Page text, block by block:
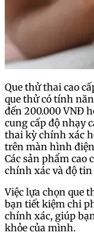
Que thử thai cao
que thử có tính
đến 200.000 VNĐ
cung cấp độ nhạy
thai kỳ chính xác
trên màn hình
Các sản phẩm cao
chính xác và độ tin
Việc lựa chọn que
bạn tiết kiệm chi
chính xác, giúp
khỏe của mình.